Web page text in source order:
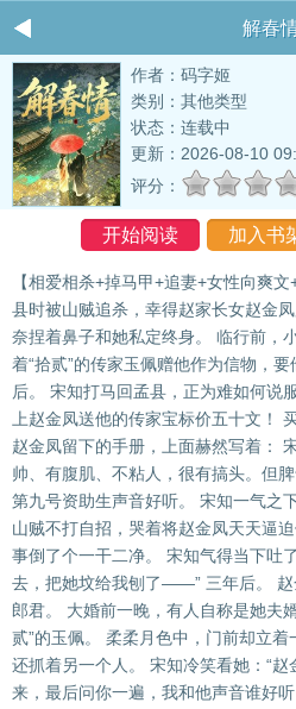
解春
作者：码字姬
类别：其他类型
状态：连载中
更新：2026-08-10
评分：
开始阅读 加入书
【相爱相杀+掉马甲+追妻+女性向爽
县时被山贼追杀，幸得赵家长女赵金
奈捏着鼻子和她私定终身。 临行前，
着“拾贰”的传家玉佩赠他作为信物，
后。 宋知打马回孟县，正为难如何说
上赵金凤送他的传家宝标价五十文！
赵金凤留下的手册，上面赫然写着：
帅、有腹肌、不粘人，很有搞头。但
第九号资助生声音好听。 宋知一气之
山贼不打自招，哭着将赵金凤天天逼
事倒了个一干二净。 宋知气得当下吐
去，把她坟给我刨了——” 三年后。 赵
郎君。 大婚前一晚，有人自称是她夫
贰”的玉佩。 柔柔月色中，门前却立
还抓着另一个人。 宋知冷笑看她：“赵
来，最后问你一遍，我和他声音谁好听